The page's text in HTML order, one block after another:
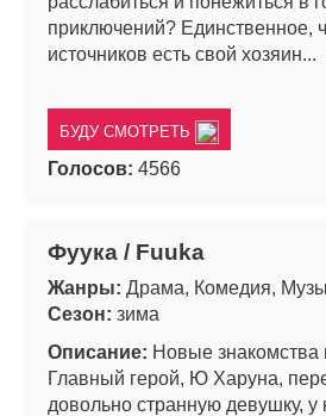
приключений? Единственное,
источников есть свой хозяин...
БУДУ СМОТРЕТЬ
Голосов: 4566
Фуука / Fuuka
Жанры: Драма, Комедия,
Сезон: зима
Описание: Новые знакомства
Главный герой, Ю Харуна,
довольно странную девушку, у